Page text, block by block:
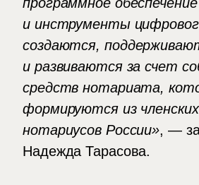
и инструменты
создаются,
и развиваются за счет
средств нотариата,
формируются из членских
нотариусов России», —
Надежда Тарасова.